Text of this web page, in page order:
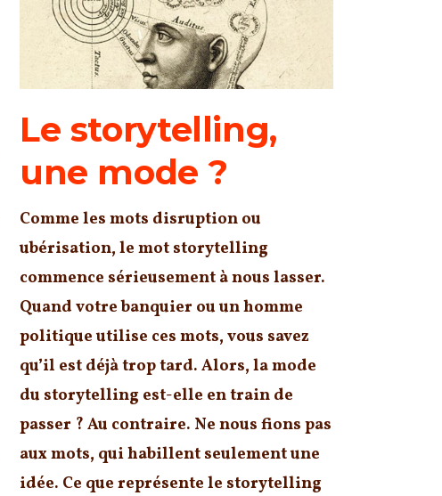
Le storytelling,
une mode ?
Comme les mots disruption ou
ubérisation, le mot storytelling
commence sérieusement à nous lasser.
Quand votre banquier ou un homme
politique utilise ces mots, vous savez
qu’il est déjà trop tard. Alors, la mode
du storytelling est-elle en train de
passer ? Au contraire. Ne nous fions pas
aux mots, qui habillent seulement une
idée. Ce que représente le storytelling